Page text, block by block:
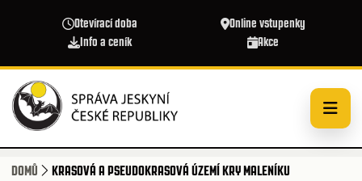
Otevírací doba
Online vstupenky
Info a ceník
Akce
DOMŮ KRASOVÁ A PSEUDOKRASOVÁ ÚZEMÍ KRY MALENÍKU